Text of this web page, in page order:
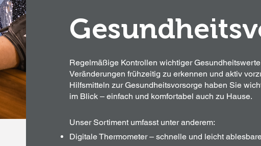
Regelmäßige Kontrollen wichtiger
Veränderungen frühzeitig zu erkennen und aktiv
Hilfsmitteln zur Gesundheitsvorsorge haben Sie
im Blick – einfach und komfortabel auch zu Hause.
Unser Sortiment umfasst unter anderem:
Digitale Thermometer – schnelle und leicht